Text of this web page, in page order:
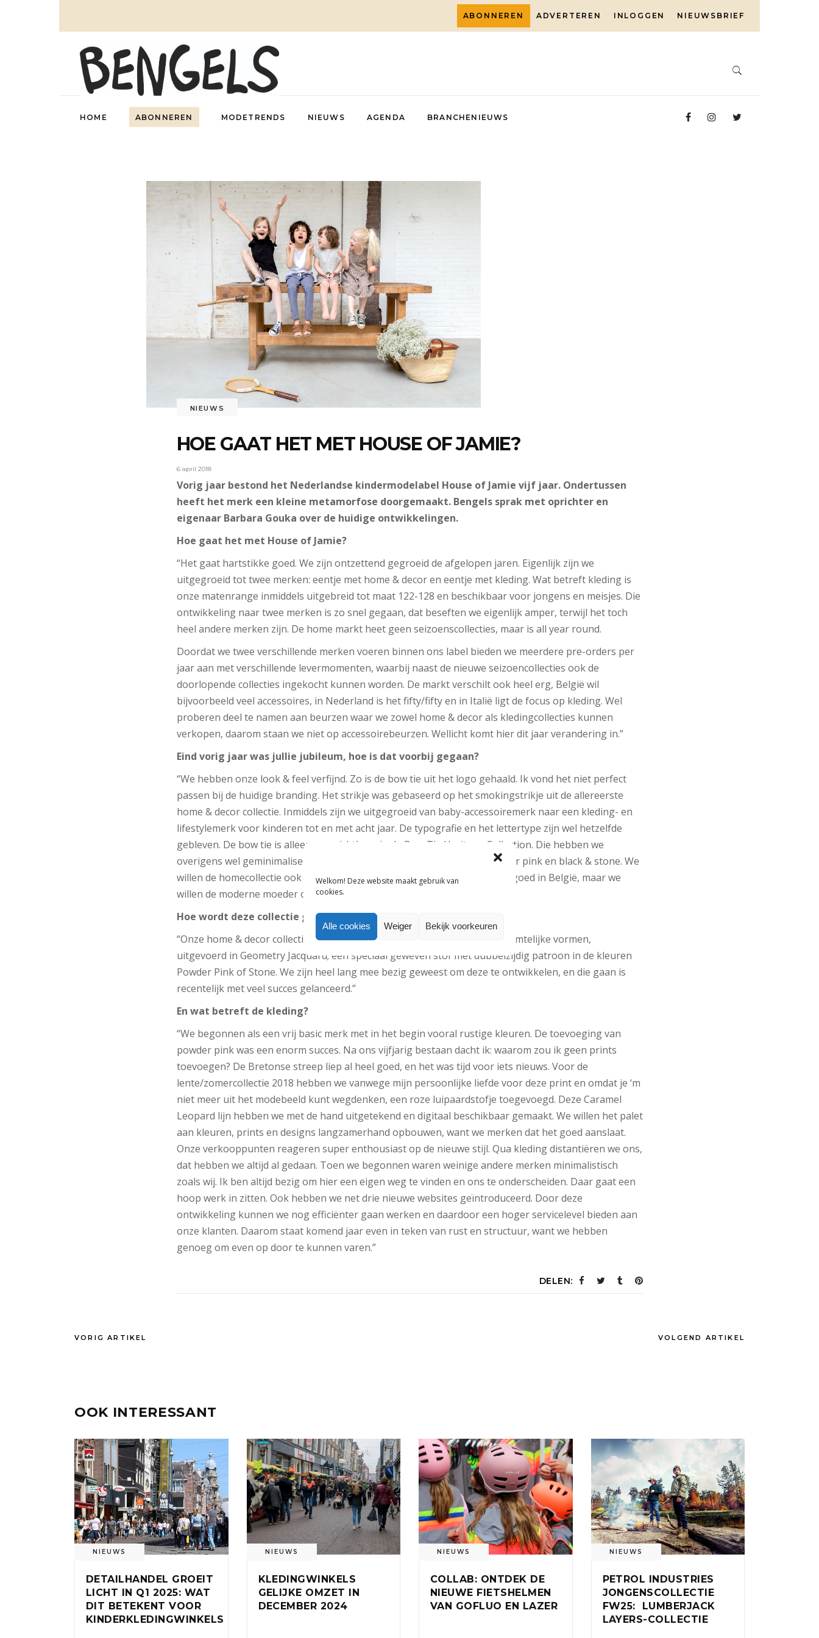
Welkom! Deze website maakt gebruik van
cookies.
Alle cookies Weiger Bekijk voorkeuren
ABONNEREN ADVERTEREN INLOGGEN NIEUWSBRIEF
HOME ABONNEREN MODETRENDS NIEUWS AGENDA BRANCHENIEUWS
NIEUWS
HOE GAAT HET MET HOUSE OF JAMIE?
6 april 2018
Vorig jaar bestond het Nederlandse kindermodelabel House of Jamie vijf jaar. Ondertussen
heeft het merk een kleine metamorfose doorgemaakt. Bengels sprak met oprichter en
eigenaar Barbara Gouka over de huidige ontwikkelingen.
Hoe gaat het met House of Jamie?
“Het gaat hartstikke goed. We zijn ontzettend gegroeid de afgelopen jaren. Eigenlijk zijn we
uitgegroeid tot twee merken: eentje met home & decor en eentje met kleding. Wat betreft kleding is
onze matenrange inmiddels uitgebreid tot maat 122-128 en beschikbaar voor jongens en meisjes. Die
ontwikkeling naar twee merken is zo snel gegaan, dat beseften we eigenlijk amper, terwijl het toch
heel andere merken zijn. De home markt heet geen seizoenscollecties, maar is all year round.
Doordat we twee verschillende merken voeren binnen ons label bieden we meerdere pre-orders per
jaar aan met verschillende levermomenten, waarbij naast de nieuwe seizoencollecties ook de
doorlopende collecties ingekocht kunnen worden. De markt verschilt ook heel erg, België wil
bijvoorbeeld veel accessoires, in Nederland is het fifty/fifty en in Italië ligt de focus op kleding. Wel
proberen deel te namen aan beurzen waar we zowel home & decor als kledingcollecties kunnen
verkopen, daarom staan we niet op accessoirebeurzen. Wellicht komt hier dit jaar verandering in.”
Eind vorig jaar was jullie jubileum, hoe is dat voorbij gegaan?
“We hebben onze look & feel verfijnd. Zo is de bow tie uit het logo gehaald. Ik vond het niet perfect
passen bij de huidige branding. Het strikje was gebaseerd op het smokingstrikje uit de allereerste
home & decor collectie. Inmiddels zijn we uitgegroeid van baby-accessoiremerk naar een kleding- en
lifestylemerk voor kinderen tot en met acht jaar. De typografie en het lettertype zijn wel hetzelfde
gebleven. De bow tie is alleen nog zichtbaar in de Bow Tie Heritage Collection. Die hebben we
overigens wel geminimaliseerd tot drie bestselling kleuren: breton, powder pink en black & stone. We
willen de homecollectie ook moderniseren. De klassieke strikjes doen het goed in België, maar we
willen de moderne moeder ook meer aanspreken.”
Hoe wordt deze collectie gemoderniseerd?
“Onze home & decor collectie wordt gekenmerkt door strakke lijnen en ruimtelijke vormen,
uitgevoerd in Geometry Jacquard; een speciaal geweven stof met dubbelzijdig patroon in de kleuren
Powder Pink of Stone. We zijn heel lang mee bezig geweest om deze te ontwikkelen, en die gaan is
recentelijk met veel succes gelanceerd.”
En wat betreft de kleding?
“We begonnen als een vrij basic merk met in het begin vooral rustige kleuren. De toevoeging van
powder pink was een enorm succes. Na ons vijfjarig bestaan dacht ik: waarom zou ik geen prints
toevoegen? De Bretonse streep liep al heel goed, en het was tijd voor iets nieuws. Voor de
lente/zomercollectie 2018 hebben we vanwege mijn persoonlijke liefde voor deze print en omdat je ‘m
niet meer uit het modebeeld kunt wegdenken, een roze luipaardstofje toegevoegd. Deze Caramel
Leopard lijn hebben we met de hand uitgetekend en digitaal beschikbaar gemaakt. We willen het palet
aan kleuren, prints en designs langzamerhand opbouwen, want we merken dat het goed aanslaat.
Onze verkooppunten reageren super enthousiast op de nieuwe stijl. Qua kleding distantiëren we ons,
dat hebben we altijd al gedaan. Toen we begonnen waren weinige andere merken minimalistisch
zoals wij. Ik ben altijd bezig om hier een eigen weg te vinden en ons te onderscheiden. Daar gaat een
hoop werk in zitten. Ook hebben we net drie nieuwe websites geïntroduceerd. Door deze
ontwikkeling kunnen we nog efficiënter gaan werken en daardoor een hoger servicelevel bieden aan
onze klanten. Daarom staat komend jaar even in teken van rust en structuur, want we hebben
genoeg om even op door te kunnen varen.”
DELEN:
VORIG ARTIKEL VOLGEND ARTIKEL
OOK INTERESSANT
NIEUWS
DETAILHANDEL GROEIT
LICHT IN Q1 2025: WAT
DIT BETEKENT VOOR
KINDERKLEDINGWINKELS
NIEUWS
KLEDINGWINKELS
GELIJKE OMZET IN
DECEMBER 2024
NIEUWS
COLLAB: ONTDEK DE
NIEUWE FIETSHELMEN
VAN GOFLUO EN LAZER
NIEUWS
PETROL INDUSTRIES
JONGENSCOLLECTIE
FW25: LUMBERJACK
LAYERS-COLLECTIE